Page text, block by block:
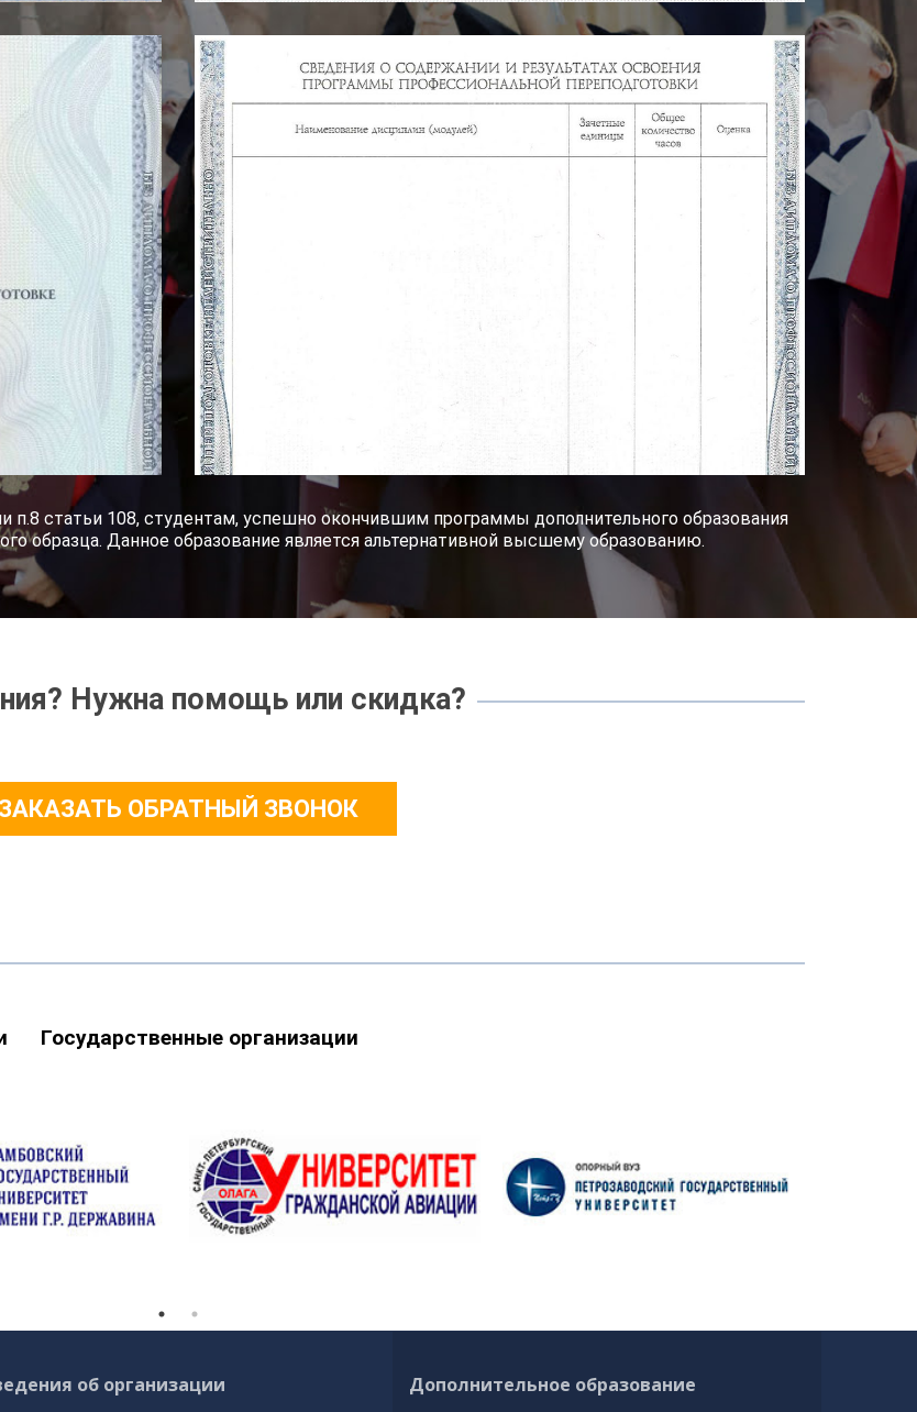
п.8 статьи 108, студентам, успешно окончившим программы дополнительного образования
образца. Данное образование является альтернативной высшему образованию.
Нужна помощь или скидка?
ЗАКАЗАТЬ ОБРАТНЫЙ ЗВОНОК
Государственные организации
об организации Дополнительное образование